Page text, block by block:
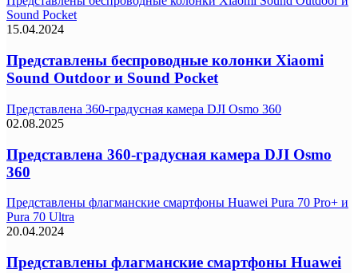
Sound Pocket
15.04.2024
Представлены беспроводные колонки Xiaomi
Sound Outdoor и Sound Pocket
Представлена 360-градусная камера DJI Osmo 360
02.08.2025
Представлена 360-градусная камера DJI Osmo
360
Представлены флагманские смартфоны Huawei Pura 70 Pro+ и
Pura 70 Ultra
20.04.2024
Представлены флагманские смартфоны Huawei